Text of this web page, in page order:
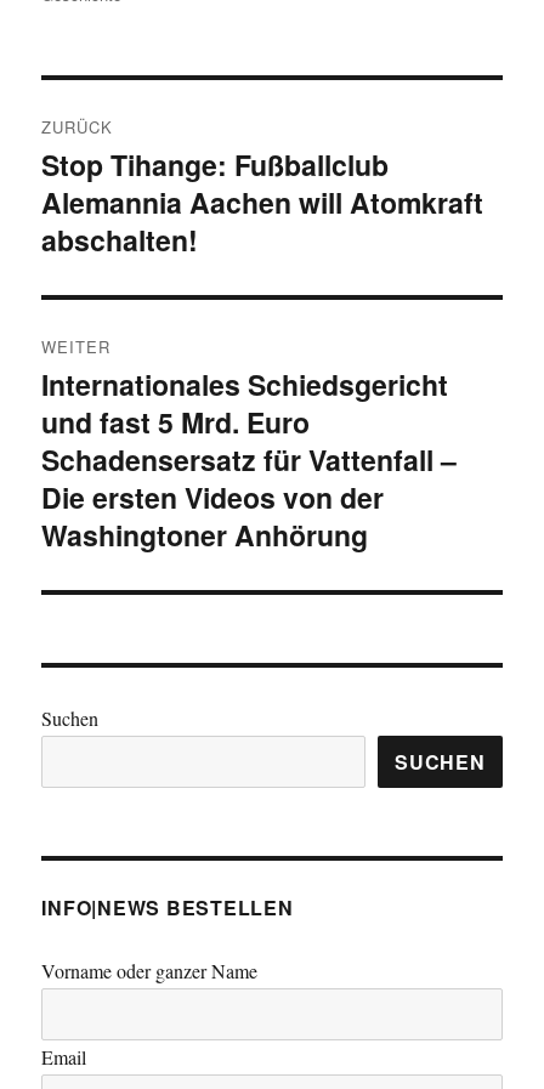
ZURÜCK
Vorheriger
Beitrag:
Stop Tihange: Fußballclub
Alemannia Aachen will Atomkraft
abschalten!
WEITER
Nächster
Beitrag:
Internationales Schiedsgericht
und fast 5 Mrd. Euro
Schadensersatz für Vattenfall –
Die ersten Videos von der
Washingtoner Anhörung
Suchen
SUCHEN
INFO|NEWS BESTELLEN
Vorname oder ganzer Name
Email